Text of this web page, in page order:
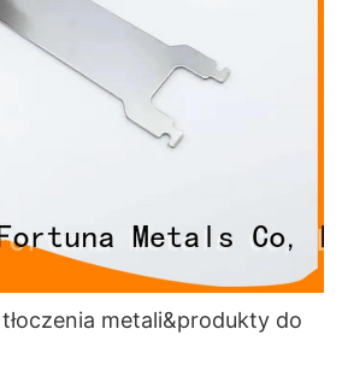
metali&produkty do